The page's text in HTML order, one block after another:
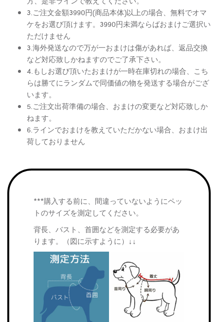
3.ご注文金額3990円(商品本体)以上の場合、無料でオマ
ケをお選び頂けます。3990円未満ならばおまけご選択い
ただけません
3.海外発送なので万が一おまけは傷があれば、返品交換
など対応致しかねますのでご了承下さい。
4.もしお選び頂いたおまけが一時在庫切れの場合、こち
らは勝てにランダムで同価値の物を発送する場合がござ
います。
5.ご注文出荷準備の場合、おまけの変更など対応致しか
ねます。
6.ラインでおまけを教えていただかない場合、おまけ出
荷しておりません
***購入する前に、間違っていないようにペッ
トのサイズを測定してください。
背長、バスト、首囲などを測定する必要があ
ります。（図に示すように）↓↓